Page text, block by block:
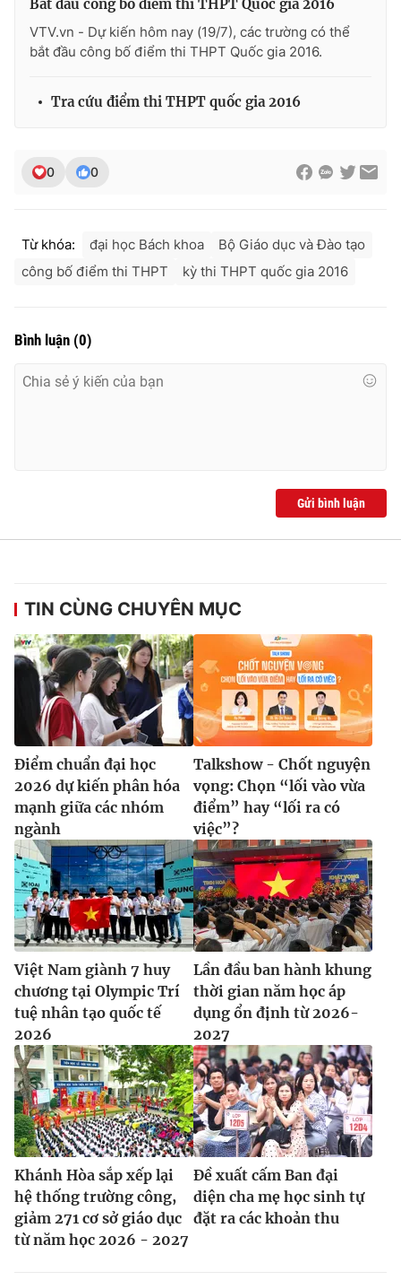
Theo dõi báo trên
Cơ quan báo chí:Thời báo VTV
Giấy phép hoạt động báo in và báo điện tử số 483/GP-BTTTT
Phó Tổng Biên tập:
Tổng đài VTV:024.38 355 931 - 024.38 355 932
® Cấm sao chép dưới mọi hình thức nếu không có sự chấp
thuận bằng văn bản. Ghi rõ nguồn VTV.vn khi phát hành lại
thông tin từ website này.
Bắt đầu công bố điểm thi THPT Quốc gia 2016
VTV.vn - Dự kiến hôm nay (19/7), các trường có thể
bắt đầu công bố điểm thi THPT Quốc gia 2016.
Tra cứu điểm thi THPT quốc gia 2016
0 0
Từ khóa: đại học Bách khoa
Bộ Giáo dục và Đào tạo
công bố điểm thi THPT
kỳ thi THPT quốc gia 2016
Bình luận (0)
Gửi bình luận
TIN CÙNG CHUYÊN MỤC
Điểm chuẩn đại học
2026 dự kiến phân hóa
mạnh giữa các nhóm
ngành
Talkshow - Chốt nguyện
vọng: Chọn “lối vào vừa
điểm” hay “lối ra có
việc”?
Việt Nam giành 7 huy
chương tại Olympic Trí
tuệ nhân tạo quốc tế
2026
Lần đầu ban hành khung
thời gian năm học áp
dụng ổn định từ 2026-
2027
Khánh Hòa sắp xếp lại
hệ thống trường công,
giảm 271 cơ sở giáo dục
từ năm học 2026 - 2027
Đề xuất cấm Ban đại
diện cha mẹ học sinh tự
đặt ra các khoản thu